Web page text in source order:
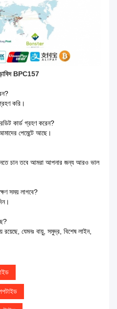
BPC157
করি।
কার্ড গ্রহণ করেন?
পেমেন্টে আছে।
চান তবে আমরা আপনার জন্য আরও ভাল
সময় লাগবে?
যেমনঃ বায়ু, সমুদ্র, বিশেষ লাইন,